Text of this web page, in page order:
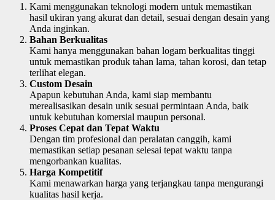
Kami menggunakan teknologi modern untuk memastikan
hasil ukiran yang akurat dan detail, sesuai dengan desain yang
Anda inginkan.
Bahan Berkualitas
Kami hanya menggunakan bahan logam berkualitas tinggi
untuk memastikan produk tahan lama, tahan korosi, dan tetap
terlihat elegan.
Custom Desain
Apapun kebutuhan Anda, kami siap membantu
merealisasikan desain unik sesuai permintaan Anda, baik
untuk kebutuhan komersial maupun personal.
Proses Cepat dan Tepat Waktu
Dengan tim profesional dan peralatan canggih, kami
memastikan setiap pesanan selesai tepat waktu tanpa
mengorbankan kualitas.
Harga Kompetitif
Kami menawarkan harga yang terjangkau tanpa mengurangi
kualitas hasil kerja.